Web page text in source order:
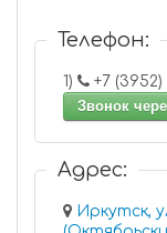
Телефон:
1)
Звонок
Адрес:
Иркутск,